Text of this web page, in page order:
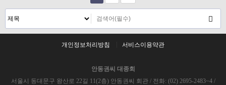
개인정보처리방침 서비스이용약관
안동권씨 대종회
서울시 동대문구 왕산로 22길 11(2층) 안동권씨 회관 / 전화: (02) 2695-2483~4 /